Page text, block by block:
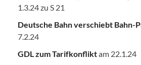
1.3.24 zu S 21
Deutsche Bahn verschiebt Bahn-
7.2.24
GDL zum Tarifkonfliktam 22.1.24